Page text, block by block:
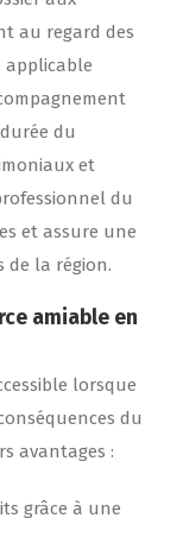
au regard des
applicable
du
et
du
et assure une
de la région.
amiable en
lorsque
du
avantages :
grâce à une